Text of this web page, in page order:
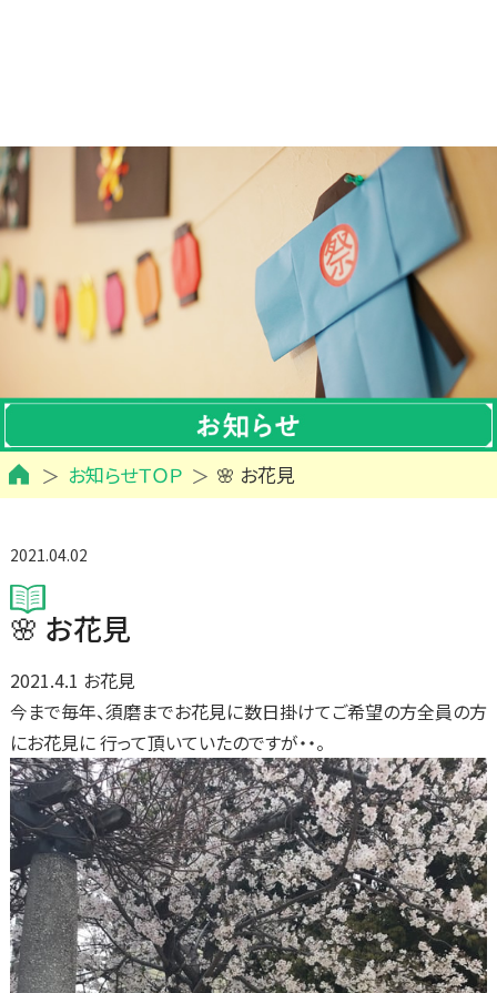
お知らせＴＯＰ 🌸 お花見
2021.04.02
🌸 お花見
2021.4.1 お花見
今まで毎年、須磨までお花見に数日掛けてご希望の方全員の方
にお花見に 行って頂いていたのですが・・。